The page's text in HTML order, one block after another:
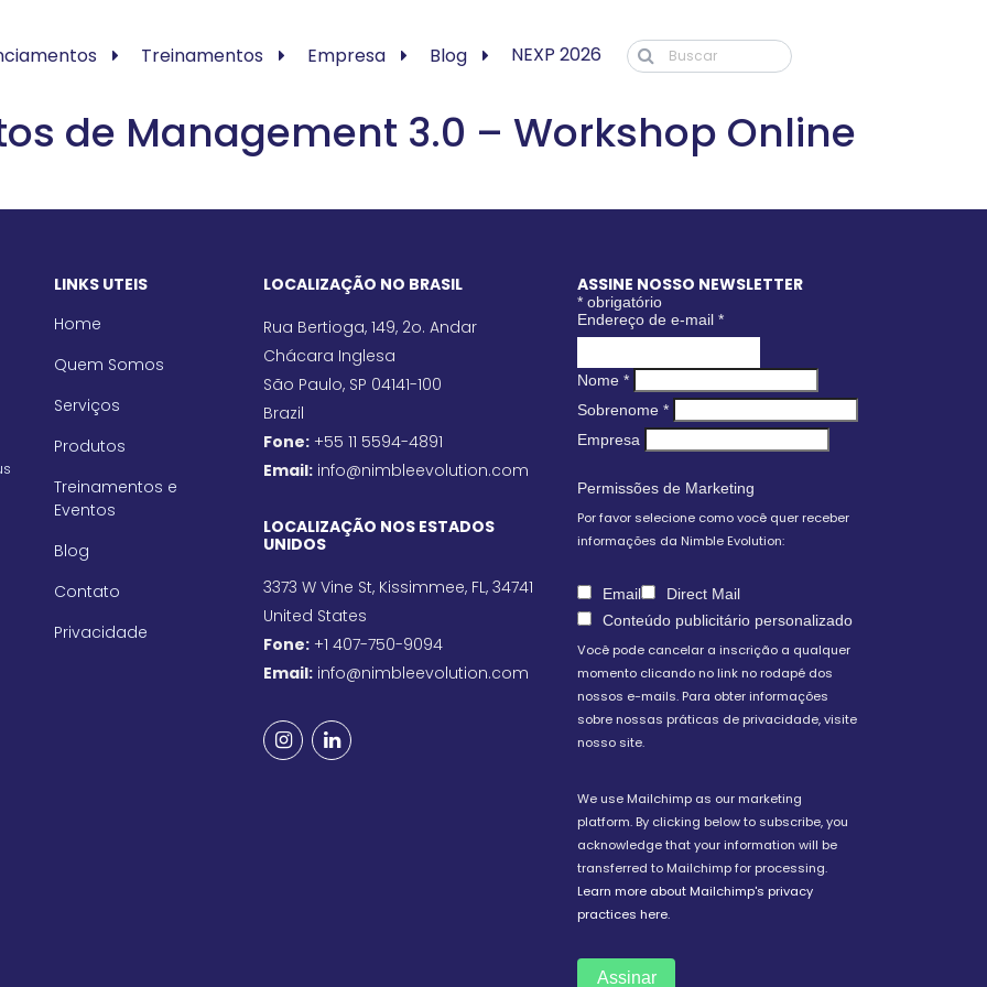
Treinamentos Empresa Blog NEXP 2026
de Management 3.0 – Workshop Online
LINKS UTEIS
Home
Quem Somos
Serviços
Produtos
Treinamentos e
Eventos
Blog
Contato
Privacidade
LOCALIZAÇÃO NO BRASIL
Rua Bertioga, 149, 2o. Andar
Chácara Inglesa
São Paulo, SP 04141-100
Brazil
Fone: +55 11 5594-4891
Email: info@nimbleevolution.com
LOCALIZAÇÃO NOS ESTADOS
UNIDOS
3373 W Vine St, Kissimmee, FL, 34741
United States
Fone: +1 407-750-9094
Email: info@nimbleevolution.com
ASSINE NOSSO NEWSLETTER
* obrigatório
Endereço de e-mail *
Nome *
Sobrenome *
Empresa
Permissões de Marketing
Por favor selecione como você quer receber
informações da Nimble Evolution:
Email
Direct Mail
Conteúdo publicitário personalizado
Você pode cancelar a inscrição a qualquer
momento clicando no link no rodapé dos
nossos e-mails. Para obter informações
sobre nossas práticas de privacidade, visite
nosso site.
We use Mailchimp as our marketing
platform. By clicking below to subscribe, you
acknowledge that your information will be
transferred to Mailchimp for processing.
Learn more about Mailchimp's privacy
practices here.